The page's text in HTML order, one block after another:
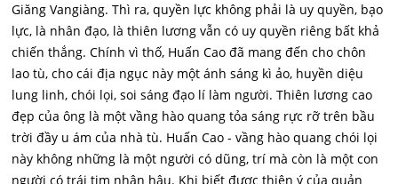
Giăng Vangiàng. Thì ra, quyền lực không phải là uy quyền, bạo
lực, là nhân đạo, là thiên lương vẫn có uy quyền riêng bất khả
chiến thắng. Chính vì thố, Huấn Cao đã mang đến cho chôn
lao tù, cho cái địa ngục này một ánh sáng kì ảo, huyền diệu
lung linh, chói lọi, soi sáng đạo lí làm người. Thiên lương cao
đẹp của ông là một vầng hào quang tỏa sáng rực rỡ trên bầu
trời đầy u ám của nhà tù. Huấn Cao - vầng hào quang chói lọi
này không những là một người có dũng, trí mà còn là một con
người có trái tim nhân hậu. Khi biết được thiện ý của quản